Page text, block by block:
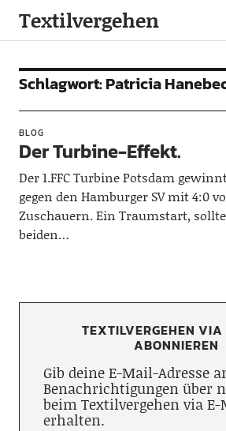
Textilvergehen
Schlagwort:Patricia
BLOG
Der Turbine-Effekt.
Der 1.FFC Turbine Potsdam
gegen den Hamburger SV mit 4:0
Zuschauern. Ein Traumstart,
beiden…
TEXTILVERGEHEN
ABONNIEREN
Gib deine E-Mail-Adresse
Benachrichtigungen über
beim Textilvergehen via
erhalten.